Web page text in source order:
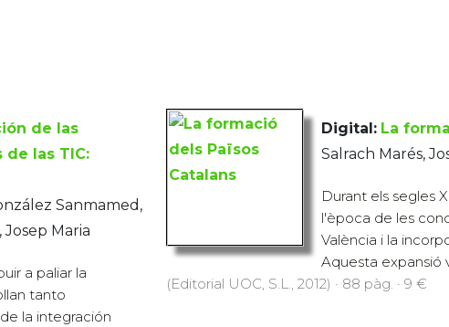
de las
de las TIC:
Sanmamed,
Josep Maria
a paliar la
tanto
la integración
Digital: La
Salrach Marés,
Durant els segles
l'època de les
València i la
Aquesta expansió
(Editorial UOC, S.L., 2012) · 88 pàg. · 9 €